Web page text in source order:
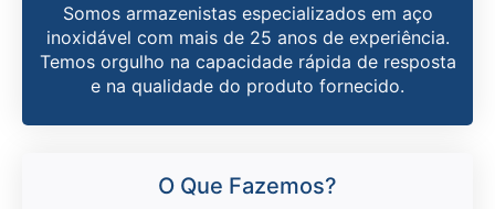
Somos armazenistas especializados em aço
inoxidável com mais de 25 anos de experiência.
Temos orgulho na capacidade rápida de resposta
e na qualidade do produto fornecido.
O Que Fazemos?